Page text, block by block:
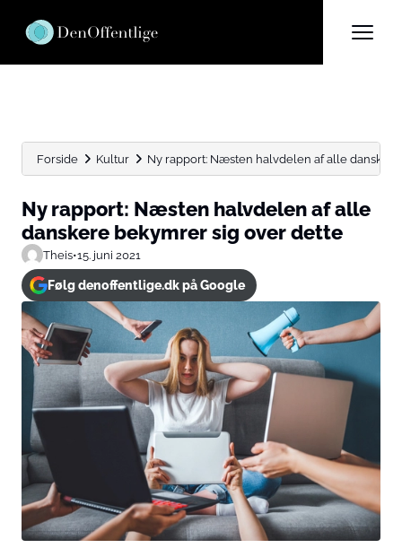
Forside Kultur Ny rapport: Næsten halvdelen af alle danskere
Ny rapport: Næsten halvdelen af alle
danskere bekymrer sig over dette
Theis•15. juni 2021
Følg denoffentlige.dk på Google